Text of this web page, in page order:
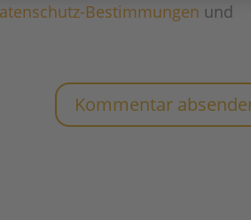
Bestimmungen und